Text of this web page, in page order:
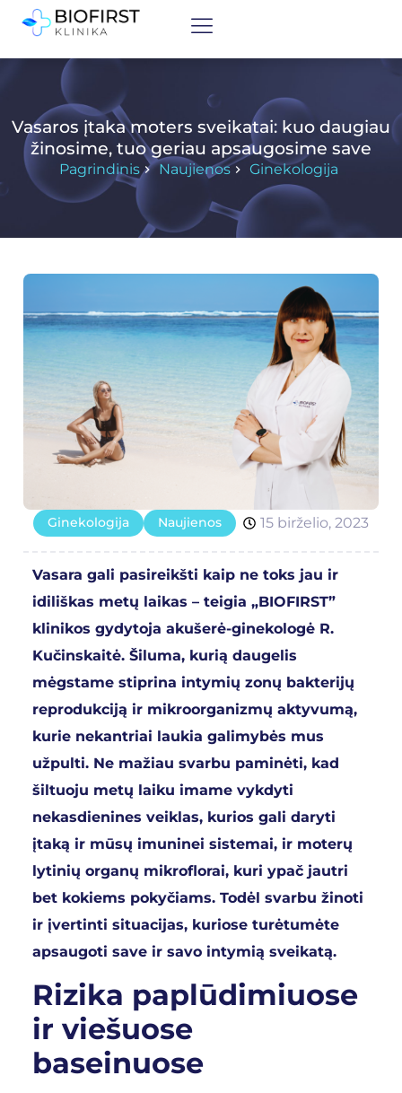
Vasaros įtaka moters sveikatai: kuo daugiau
žinosime, tuo geriau apsaugosime save
Pagrindinis Naujienos Ginekologija
Ginekologija Naujienos 15 birželio, 2023
Vasara gali pasireikšti kaip ne toks jau ir
idiliškas metų laikas – teigia „BIOFIRST”
klinikos gydytoja akušerė-ginekologė R.
Kučinskaitė. Šiluma, kurią daugelis
mėgstame stiprina intymių zonų bakterijų
reprodukciją ir mikroorganizmų aktyvumą,
kurie nekantriai laukia galimybės mus
užpulti. Ne mažiau svarbu paminėti, kad
šiltuoju metų laiku imame vykdyti
nekasdienines veiklas, kurios gali daryti
įtaką ir mūsų imuninei sistemai, ir moterų
lytinių organų mikroflorai, kuri ypač jautri
bet kokiems pokyčiams. Todėl svarbu žinoti
ir įvertinti situacijas, kuriose turėtumėte
apsaugoti save ir savo intymią sveikatą.
Rizika paplūdimiuose
ir viešuose
baseinuose